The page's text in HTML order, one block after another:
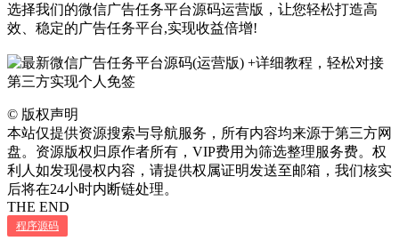
选择我们的微信广告任务平台源码运营版，让您轻松打造高
效、稳定的广告任务平台,实现收益倍增!
© 版权声明
本站仅提供资源搜索与导航服务，所有内容均来源于第三方网
盘。资源版权归原作者所有，VIP费用为筛选整理服务费。权
利人如发现侵权内容，请提供权属证明发送至邮箱，我们核实
后将在24小时内断链处理。
THE END
程序源码